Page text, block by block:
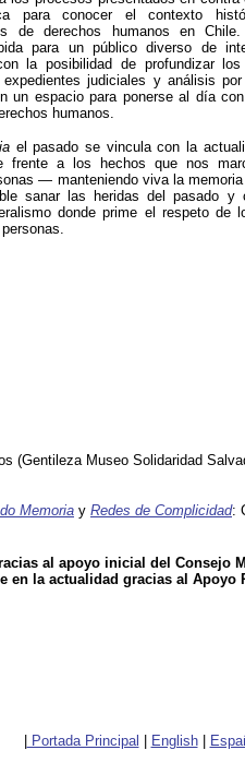
para conocer el contexto
de derechos humanos en
para un público diverso de
la posibilidad de profundizar
judiciales y análisis
un espacio para ponerse al día
humanos.
el pasado se vincula con la
frente a los hechos que nos
— manteniendo viva la
sanar las heridas del pasado y
donde prime el respeto de
(Gentileza Museo Solidaridad
Memoria y Redes de Complicidad:
al apoyo inicial del Consejo
en la actualidad gracias al Apoyo
Portada Principal English|